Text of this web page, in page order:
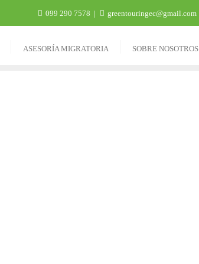
099 290 7578 greentouringec@gmail.com
ASESORÍA MIGRATORIA SOBRE NOSOTROS